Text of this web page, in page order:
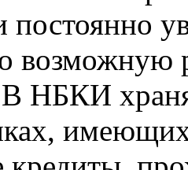
возможную
НБКИ